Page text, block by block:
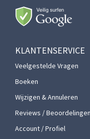
KLANTENSERVICE
Veelgestelde Vragen
Boeken
Wijzigen & Annuleren
Reviews / Beoordelingen
Account / Profiel